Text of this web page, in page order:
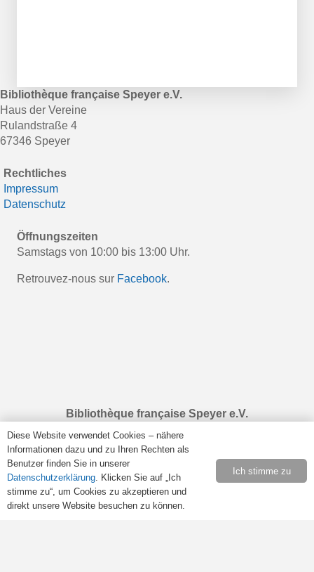
Bibliothèque française Speyer e.V.
Haus der Vereine
Rulandstraße 4
67346 Speyer
Rechtliches
Impressum
Datenschutz
Öffnungszeiten
Samstags von 10:00 bis 13:00 Uhr.
Retrouvez-nous sur Facebook.
Bibliothèque française Speyer e.V.
Haus der Vereine
Rulandstraße 4
67346 Speyer
Diese Website verwendet Cookies – nähere
Informationen dazu und zu Ihren Rechten als
Benutzer finden Sie in unserer
Datenschutzerklärung. Klicken Sie auf „Ich
stimme zu“, um Cookies zu akzeptieren und
direkt unsere Website besuchen zu können.
Ich stimme zu